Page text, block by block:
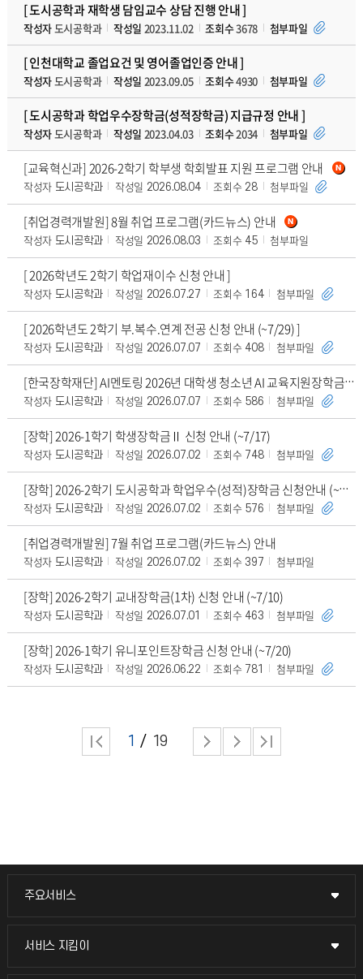
[ 도시공학과 재학생 담임교수 상담 진행 안내 ]
작성자도시공학과 작성일 2023.11.02 조회수3678 첨부파일
[ 인천대학교 졸업요건 및 영어졸업인증 안내 ]
작성자도시공학과 작성일 2023.09.05 조회수4930 첨부파일
[ 도시공학과 학업우수장학금(성적장학금) 지급규정 안내 ]
작성자도시공학과 작성일 2023.04.03 조회수2034 첨부파일
[교육혁신과] 2026-2학기 학부생 학회발표 지원 프로그램 안내
작성자 도시공학과 작성일 2026.08.04 조회수 28 첨부파일
[취업경력개발원] 8월 취업 프로그램(카드뉴스) 안내
작성자 도시공학과 작성일 2026.08.03 조회수 45 첨부파일
[ 2026학년도 2학기 학업재이수 신청 안내 ]
작성자 도시공학과 작성일 2026.07.27 조회수 164 첨부파일
[ 2026학년도 2학기 부.복수.연계 전공 신청 안내 (~7/29) ]
작성자 도시공학과 작성일 2026.07.07 조회수 408 첨부파일
[한국장학재단] AI멘토링 2026년 대학생 청소년 AI 교육지원장학금 멘토 모집 안내(~
작성자 도시공학과 작성일 2026.07.07 조회수 586 첨부파일
[장학] 2026-1학기 학생장학금Ⅱ 신청 안내 (~7/17)
작성자 도시공학과 작성일 2026.07.02 조회수 748 첨부파일
[장학] 2026-2학기 도시공학과 학업우수(성적)장학금 신청안내 (~7/10)
작성자 도시공학과 작성일 2026.07.02 조회수 576 첨부파일
[취업경력개발원] 7월 취업 프로그램(카드뉴스) 안내
작성자 도시공학과 작성일 2026.07.02 조회수 397 첨부파일
[장학] 2026-2학기 교내장학금(1차) 신청 안내 (~7/10)
작성자 도시공학과 작성일 2026.07.01 조회수 463 첨부파일
[장학] 2026-1학기 유니포인트장학금 신청 안내 (~7/20)
작성자 도시공학과 작성일 2026.06.22 조회수 781 첨부파일
1 19
주요서비스
주요서비스
교무회의방송
서비스 지킴이
서비스 지킴이